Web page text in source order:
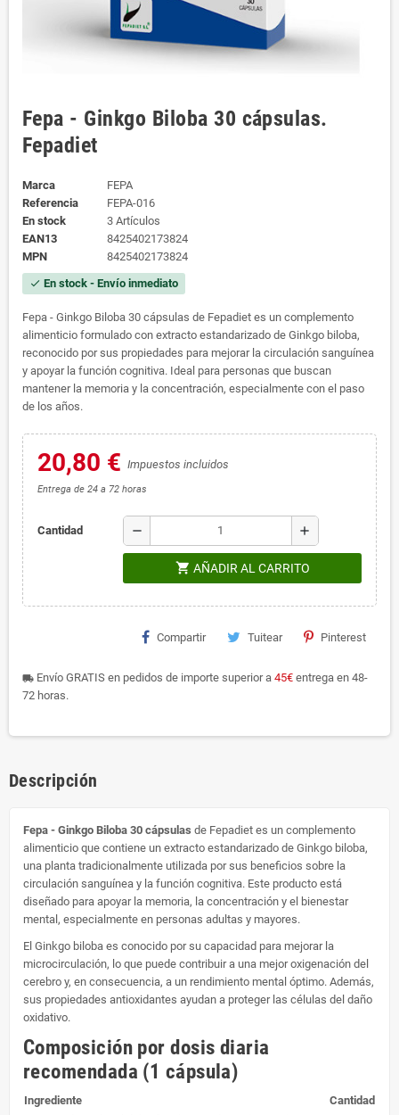
Fepa - Ginkgo Biloba 30 cápsulas.
Fepadiet
Marca
FEPA
Referencia
FEPA-016
En stock
3 Artículos
EAN13
8425402173824
MPN
8425402173824
check En stock - Envío inmediato
Fepa - Ginkgo Biloba 30 cápsulas de Fepadiet es un complemento
alimenticio formulado con extracto estandarizado de Ginkgo biloba,
reconocido por sus propiedades para mejorar la circulación sanguínea
y apoyar la función cognitiva. Ideal para personas que buscan
mantener la memoria y la concentración, especialmente con el paso
de los años.
20,80 € Impuestos incluidos
Entrega de 24 a 72 horas
Cantidad remove add
shopping_cart AÑADIR AL CARRITO
Compartir Tuitear Pinterest
local_shipping Envío GRATIS en pedidos de importe superior a 45€ entrega en 48-
72 horas.
Descripción
Fepa - Ginkgo Biloba 30 cápsulas de Fepadiet es un complemento
alimenticio que contiene un extracto estandarizado de Ginkgo biloba,
una planta tradicionalmente utilizada por sus beneficios sobre la
circulación sanguínea y la función cognitiva. Este producto está
diseñado para apoyar la memoria, la concentración y el bienestar
mental, especialmente en personas adultas y mayores.
El Ginkgo biloba es conocido por su capacidad para mejorar la
microcirculación, lo que puede contribuir a una mejor oxigenación del
cerebro y, en consecuencia, a un rendimiento mental óptimo. Además,
sus propiedades antioxidantes ayudan a proteger las células del daño
oxidativo.
Composición por dosis diaria
recomendada (1 cápsula)
Ingrediente
Cantidad